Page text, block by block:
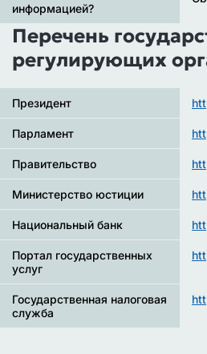
информацией?
Перечень
регулирующих
Президент
Парламент
Правительство
Министерство юстиции
Национальный банк
Портал государственных
услуг
Государственная налоговая
служба